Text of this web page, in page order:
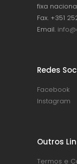
Outros
Termos e
Redes
Facebook
Instagram
fixa
Fax. +351
Email.